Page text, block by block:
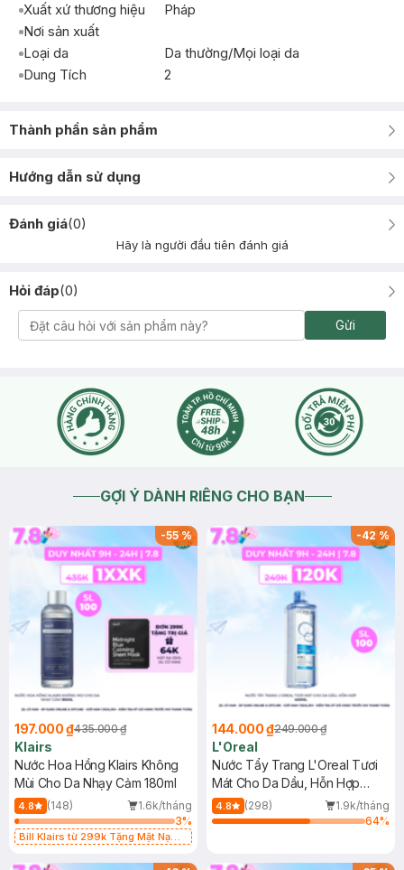
Xuất xứ thương hiệu
Pháp
Nơi sản xuất
Loại da
Da thường/Mọi loại da
Dung Tích
2
Thành phần sản phẩm
Hướng dẫn sử dụng
Đánh giá(0)
Hãy là người đầu tiên đánh giá
Hỏi đáp(0)
Gửi
GỢI Ý DÀNH RIÊNG CHO BẠN
-55%
197.000 ₫435.000 ₫
Klairs
Nước Hoa Hồng Klairs Không
Mùi Cho Da Nhạy Cảm 180ml
4.8 (148)
1.6k/tháng
3%
Bill Klairs từ 299k Tặng Mặt Nạ
25ml (SL Có Hạn)
-42%
144.000 ₫249.000 ₫
L'Oreal
Nước Tẩy Trang L'Oreal Tươi
Mát Cho Da Dầu, Hỗn Hợp
400ml
4.8 (298)
1.9k/tháng
64%